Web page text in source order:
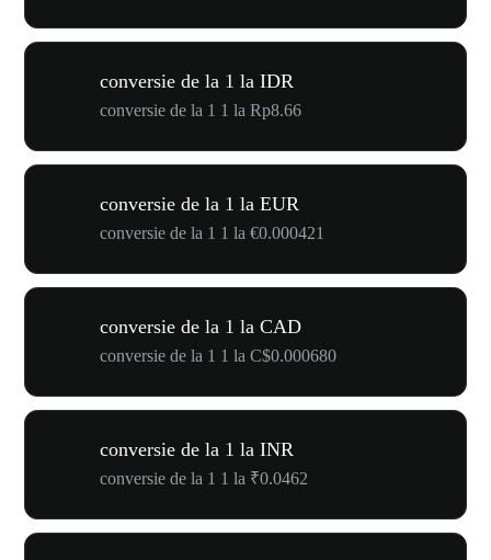
conversie de la 1 la IDR
conversie de la 1 1 la Rp8.66
conversie de la 1 la EUR
conversie de la 1 1 la €0.000421
conversie de la 1 la CAD
conversie de la 1 1 la C$0.000680
conversie de la 1 la INR
conversie de la 1 1 la ₹0.0462